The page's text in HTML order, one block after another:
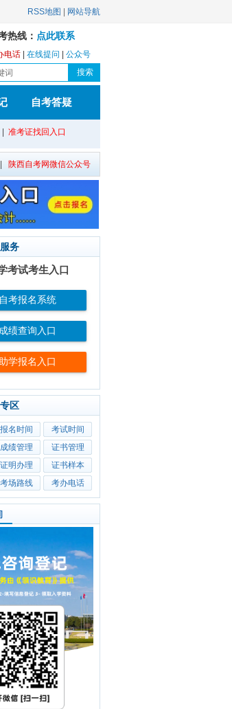
RSS地图 网站导航
热线： 点此联系
电话 在线提问 公众号
自考答疑
准考证找回入口
陕西自考网微信公众号
务
考试考生入口
考报名系统
绩查询入口
学报名入口
区
报名时间
考试时间
成绩管理
证书管理
证明办理
证书样本
考场路线 考办电话